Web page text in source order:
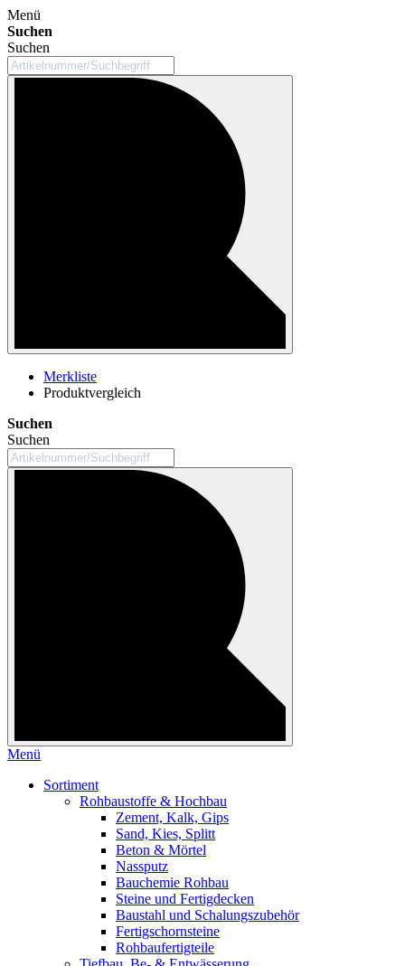
Menü
Suchen
Suchen
Merkliste
Produktvergleich
Suchen
Suchen
Menü
Sortiment
Rohbaustoffe & Hochbau
Zement, Kalk, Gips
Sand, Kies, Splitt
Beton & Mörtel
Nassputz
Bauchemie Rohbau
Steine und Fertigdecken
Baustahl und Schalungszubehör
Fertigschornsteine
Rohbaufertigteile